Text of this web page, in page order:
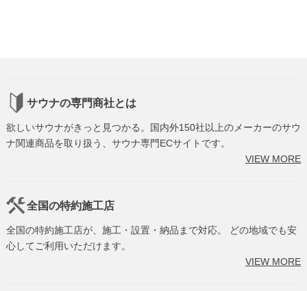
サウナの専門商社とは
欲しいサウナがきっと見つかる。国内外150社以上のメーカーのサウ
ナ関連商品を取り扱う、サウナ専門ECサイトです。
VIEW MORE
全国の特約施工店
全国の特約施工店が、施工・設置・納品まで対応。 どの地域でも安
心してご利用いただけます。
VIEW MORE